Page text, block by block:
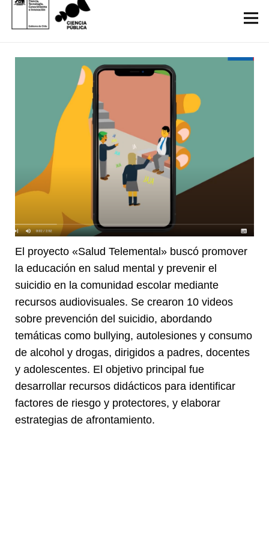
El proyecto «Salud Telemental» buscó promover
la educación en salud mental y prevenir el
suicidio en la comunidad escolar mediante
recursos audiovisuales. Se crearon 10 videos
sobre prevención del suicidio, abordando
temáticas como bullying, autolesiones y consumo
de alcohol y drogas, dirigidos a padres, docentes
y adolescentes. El objetivo principal fue
desarrollar recursos didácticos para identificar
factores de riesgo y protectores, y elaborar
estrategias de afrontamiento.